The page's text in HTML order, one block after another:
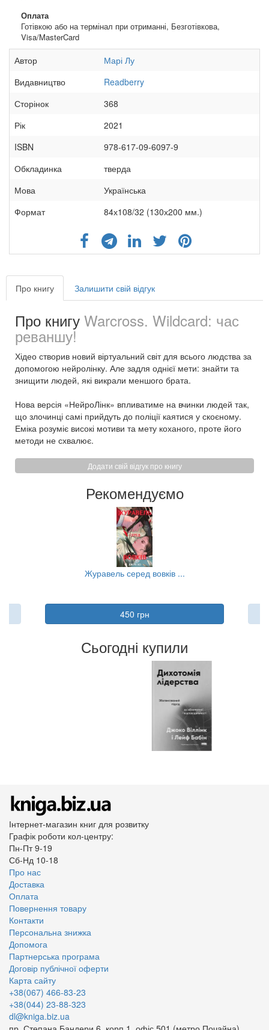
Оплата
Готівкою або на термінал при отриманні, Безготівкова,
Visa/MasterCard
Автор
Марі Лу
Видавництво
Readberry
Сторінок
368
Рік
2021
ISBN
978-617-09-6097-9
Обкладинка
тверда
Мова
Українська
Формат
84х108/32 (130х200 мм.)
Про книгу Залишити свій відгук
Про книгу Warcross. Wildcard: час
реваншу!
Хідео створив новий віртуальний світ для всього людства за
допомогою нейролінку. Але задля однієї мети: знайти та
знищити людей, які викрали меншого брата.
Нова версія «НейроЛінк» впливатиме на вчинки людей так,
що злочинці самі прийдуть до поліції каятися у скоєному.
Еміка розуміє високі мотиви та мету коханого, проте його
методи не схвалює.
Додати свій відгук про книгу
Рекомендуємо
Журавель серед вовків ...
450 грн
Сьогодні купили
Інтернет-магазин книг для розвитку
Графік роботи кол-центру:
Пн-Пт 9-19
Сб-Нд 10-18
Про нас
Доставка
Оплата
Повернення товару
Контакти
Персональна знижка
Допомога
Партнерська програма
Договір публічної оферти
Карта сайту
+38(067) 466-83-23
+38(044) 23-88-323
dl@kniga.biz.ua